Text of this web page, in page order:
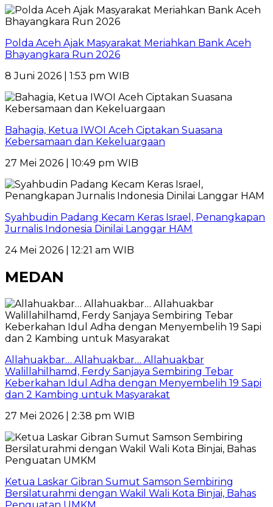
Polda Aceh Ajak Masyarakat Meriahkan Bank Aceh
Bhayangkara Run 2026
8 Juni 2026 | 1:53 pm WIB
Bahagia, Ketua IWOI Aceh Ciptakan Suasana
Kebersamaan dan Kekeluargaan
27 Mei 2026 | 10:49 pm WIB
Syahbudin Padang Kecam Keras Israel, Penangkapan
Jurnalis Indonesia Dinilai Langgar HAM
24 Mei 2026 | 12:21 am WIB
MEDAN
Allahuakbar… Allahuakbar… Allahuakbar
Walillahilhamd, Ferdy Sanjaya Sembiring Tebar
Keberkahan Idul Adha dengan Menyembelih 19 Sapi
dan 2 Kambing untuk Masyarakat
27 Mei 2026 | 2:38 pm WIB
Ketua Laskar Gibran Sumut Samson Sembiring
Bersilaturahmi dengan Wakil Wali Kota Binjai, Bahas